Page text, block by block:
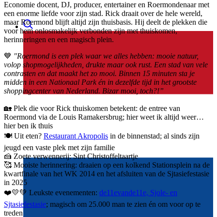
Economie docent, DJ, producer, entertainer en Roermondenaar met
een enorme liefde voor zijn stad. Rick draait over de hele wereld,
maar Roermond blijft altijd zijn thuisbasis. Hij deelt de plekken die
voor hem onlosmakelijk verbonden zijn met thuiskomen,
herinneringen en een magisch plein.
💙 "Roermond is een plek waar we alles hebben: mooie natuur,
volop shopmogelijkheden, drukte maar ook rust. Een stad van vele
contrasten en dat maakt het zo mooi. Binnen 15 minuten sta je
midden in een Nationaal Park én in dezelfde tijd in het grootste
shoppingcenter van Nederland. Bizar mooi, toch?!”
🏡 Plek die voor Rick thuiskomen betekent: de entree van
Roermond via de Louis Ramakersbrug; hier weet ik altijd weer…
hier ben ik thuis
🍽️ Uit eten? Restaurant Akropolis in de binnenstad; al sinds zijn
jeugd een vaste plek met zijn familie
🍰 Zoete verwennerij: Sint Christoffeltaartje
🥰 Mooiste herinnering: draaien op een kolkend Stationsplein na de
kwartfinale van het WK 2014 en het afsluiten van de Sjtasiefestasie
in 2025
❤️💛💚 Leukste evenementen: de11evande11e, Sjole- en
Sjtasiefestasie; magisch om 25.000 man te zien én om voor op te
treden